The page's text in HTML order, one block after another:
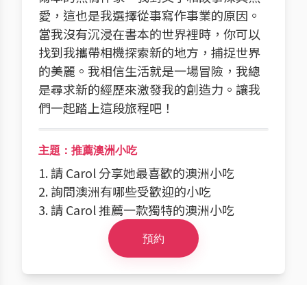
愛，這也是我選擇從事寫作事業的原因。
當我沒有沉浸在書本的世界裡時，你可以
找到我攜帶相機探索新的地方，捕捉世界
的美麗。我相信生活就是一場冒險，我總
是尋求新的經歷來激發我的創造力。讓我
們一起踏上這段旅程吧！
主題：推薦澳洲小吃
1. 請 Carol 分享她最喜歡的澳洲小吃
2. 詢問澳洲有哪些受歡迎的小吃
3. 請 Carol 推薦一款獨特的澳洲小吃
預約